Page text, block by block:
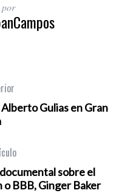
por
Gulias en Gran
sobre el
BBB, Ginger Baker